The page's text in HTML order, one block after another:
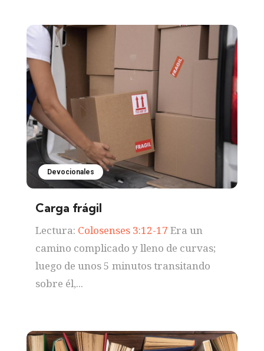
Devocionales
Carga frágil
Lectura: Colosenses 3:12-17 Era un
camino complicado y lleno de curvas;
luego de unos 5 minutos transitando
sobre él,...